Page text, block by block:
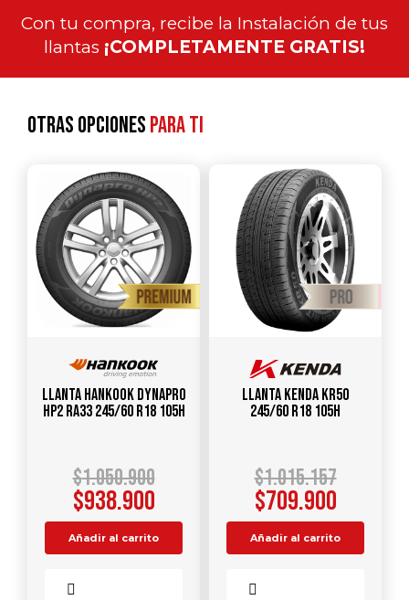
Con tu compra, recibe la Instalación de tus
llantas ¡COMPLETAMENTE GRATIS!
Otras opcionespara ti
Llanta HANKOOK Dynapro
HP2 RA33 245/60 R18 105H
$1.050.900
$938.900
Añadir al carrito
Llanta KENDA KR50
245/60 R18 105H
$1.015.157
$709.900
Añadir al carrito